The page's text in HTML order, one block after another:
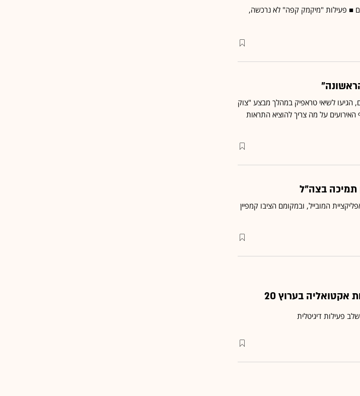
■ פעילות "מיקמק קפה" לא נרכשה,
הגיעו לשיאי טראפיק במהלך מבצע "צוק
האירועים על מה צריך להוציא התראות
המובייל, ובמקומם הציבו קמפיין
אקטואליה בערוץ 20
פעילות דיגיטלית